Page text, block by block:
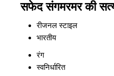
सफेद संगमरमर की
रीजनल स्टाइल
भारतीय
रंग
स्वनिर्धारित